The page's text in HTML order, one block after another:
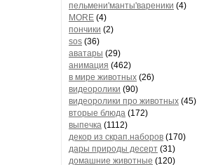
пельмени'манты'вареники (4)
MORE (4)
пончики (2)
sos (36)
аватары (29)
анимация (462)
в мире животных (26)
видеоролики (90)
видеоролики про животных (45)
вторые блюда (172)
выпечка (1112)
декор из скрап.наборов (170)
дары природы десерт (31)
домашние животные (120)